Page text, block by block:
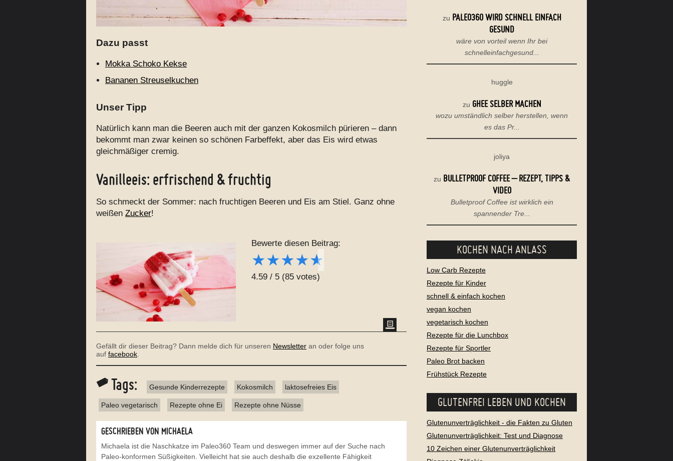
Bewerte diesen Beitrag:
★★★★★
4.59 / 5 (85 votes)
Dazu passt
Mokka Schoko Kekse
Bananen Streuselkuchen
Unser Tipp
Natürlich kann man die Beeren auch mit der ganzen Kokosmilch pürieren – dann
bekommt man zwar keinen so schönen Farbeffekt, aber das Eis wird etwas
gleichmäßiger cremig.
Vanilleeis: erfrischend & fruchtig
So schmeckt der Sommer: nach fruchtigen Beeren und Eis am Stiel. Ganz ohne
weißen Zucker!
Gefällt dir dieser Beitrag? Dann melde dich für unseren Newsletter an oder folge uns
auf facebook
Tags: Gesunde Kinderrezepte Kokosmilch laktosefreies Eis
Paleo vegetarisch Rezepte ohne Ei Rezepte ohne Nüsse
GESCHRIEBEN VON MICHAELA
Michaela ist die Naschkatze im Paleo360 Team und deswegen immer auf der Suche nach
Paleo-konformen Süßigkeiten. Vielleicht hat sie auch deshalb die exzellente Fähigkeit
zu PALEO360 WIRD SCHNELL EINFACH
GESUND
wäre von vorteil wenn Ihr bei
schnelleinfachgesund...
huggle
zu GHEE SELBER MACHEN
wozu umständlich selber herstellen, wenn
es das Pr...
joliya
zu BULLETPROOF COFFEE – REZEPT, TIPPS &
VIDEO
Bulletproof Coffee ist wirklich ein
spannender Tre...
KOCHEN NACH ANLASS
Low Carb Rezepte
Rezepte für Kinder
schnell & einfach kochen
vegan kochen
vegetarisch kochen
Rezepte für die Lunchbox
Rezepte für Sportler
Paleo Brot backen
Frühstück Rezepte
GLUTENFREI LEBEN UND KOCHEN
Glutenunverträglichkeit - die Fakten zu Gluten
Glutenunverträglichkeit: Test und Diagnose
10 Zeichen einer Glutenunverträglichkeit